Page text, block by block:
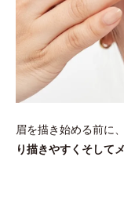
眉を描き始める前に、
り描きやすくそして